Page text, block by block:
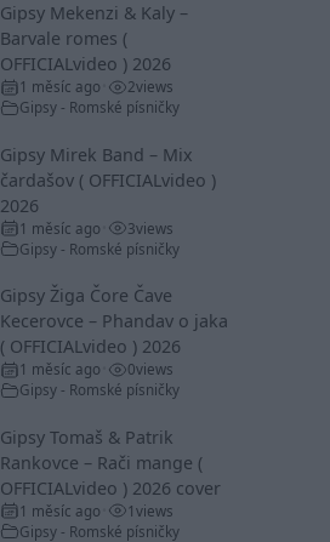
Gipsy Mekenzi & Kaly –
Barvale romes (
OFFICIALvideo ) 2026
1 měsíc ago 2views
Gipsy - Romské písničky
Gipsy Mirek Band – Mix
čardašov ( OFFICIALvideo )
2026
1 měsíc ago 3views
Gipsy - Romské písničky
Gipsy Žiga Čore Čave
Kecerovce – Phandav o jaka
( OFFICIALvideo ) 2026
1 měsíc ago 0views
Gipsy - Romské písničky
Gipsy Tomaš & Patrik
Rankovce – Rači mange (
OFFICIALvideo ) 2026 cover
1 měsíc ago 1views
Gipsy - Romské písničky